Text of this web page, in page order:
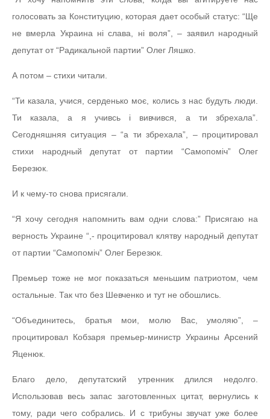
голосовать за Конституцию, которая дает особый статус: “Ще
не вмерла Украина ні слава, ні воля”, – заявил народный
депутат от “Радикальной партии” Олег Ляшко.
А потом – стихи читали.
“Ти казала, учися, серденько моє, колись з нас будуть люди.
Ти казала, а я учивсь і вивчився, а ти збрехала”.
Сегодняшняя ситуация – “а ти збрехала”, – процитировал
стихи народный депутат от партии “Самопоміч” Олег
Березюк.
И к чему-то снова присягали.
“Я хочу сегодня напомнить вам одни слова:” Присягаю на
верность Украине “,- процитировал клятву народный депутат
от партии “Самопоміч” Олег Березюк.
Премьер тоже не мог показаться меньшим патриотом, чем
остальные. Так что без Шевченко и тут не обошлись.
“Объединитесь, братья мои, молю Вас, умоляю”, –
процитировал Кобзаря премьер-министр Украины Арсений
Яценюк.
Благо дело, депутатский утренник длился недолго.
Использовав весь запас заготовленных цитат, вернулись к
тому, ради чего собрались. И с трибуны звучат уже более